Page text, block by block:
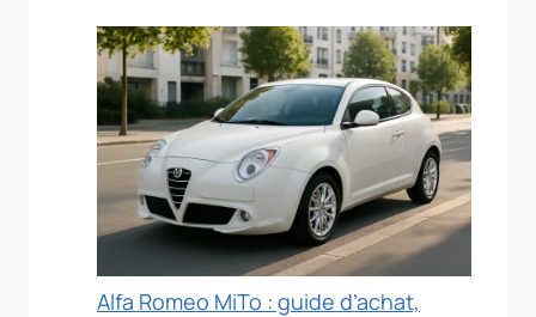
Alfa Romeo MiTo : guide d’achat,